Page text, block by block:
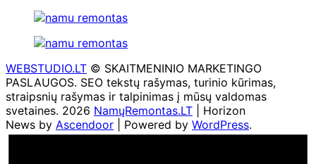
WEBSTUDIO.LT © SKAITMENINIO MARKETINGO
PASLAUGOS. SEO tekstų rašymas, turinio kūrimas,
straipsnių rašymas ir talpinimas į mūsų valdomas
svetaines. 2026 NamųRemontas.LT | Horizon
News by Ascendoor | Powered by WordPress.